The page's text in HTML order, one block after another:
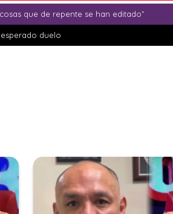
que de repente se han editado”
duelo